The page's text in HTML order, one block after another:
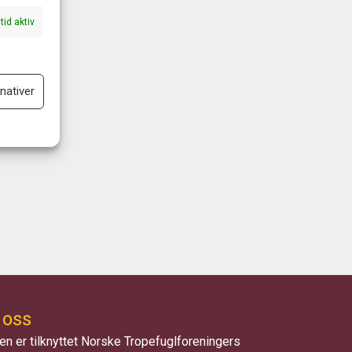
aktiv
er tilknyttet Norske Tropefuglforeningers